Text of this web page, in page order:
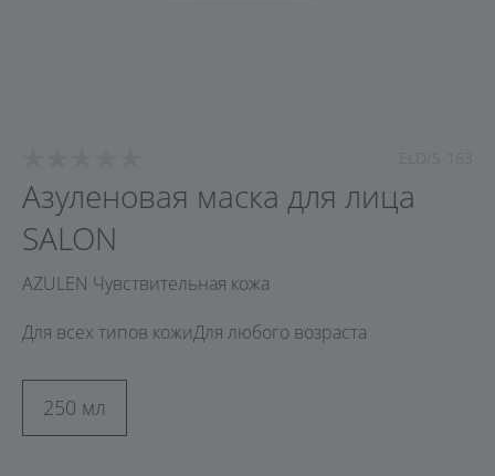
Азуленовая маска для лица
SALON
AZULEN Чувствительная кожа
Для любого возраста
Для всех типов кожи
250 мл